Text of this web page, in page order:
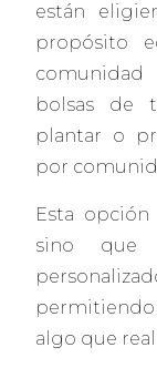
están
propósito
bolsas de
plantar o
por
Esta
sino que
permitiendo
algo que